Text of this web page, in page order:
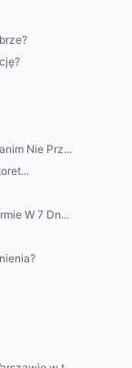
Nie Prz...
W 7 Dn...